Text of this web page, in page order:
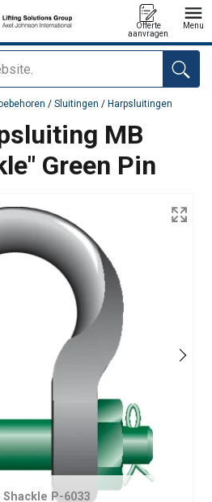
Offerte
aanvragen
Menu
/ Sluitingen / Harpsluitingen
MB
Green Pin
P-6033